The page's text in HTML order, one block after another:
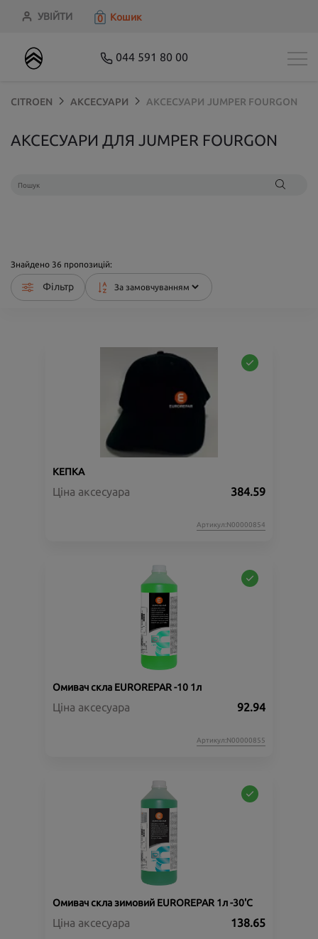
УВІЙТИ 0 Кошик
044 591 80 00
CITROEN АКСЕСУАРИ АКСЕСУАРИ JUMPER FOURGON
АКСЕСУАРИ ДЛЯ JUMPER FOURGON
Знайдено 36 пропозицій:
Фільтр
КЕПКА
Ціна аксесуара 384.59
Артикул:N00000854
Омивач скла EUROREPAR -10 1л
Ціна аксесуара 92.94
Артикул:N00000855
Омивач скла зимовий EUROREPAR 1л -30'C
Ціна аксесуара 138.65